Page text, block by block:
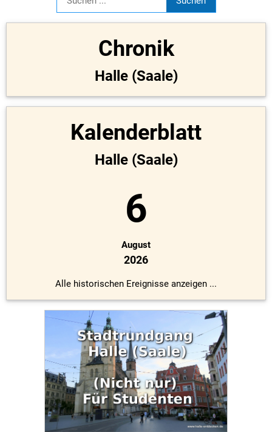
Chronik
Halle (Saale)
Kalenderblatt
Halle (Saale)
6
August
2026
Alle historischen Ereignisse anzeigen ...